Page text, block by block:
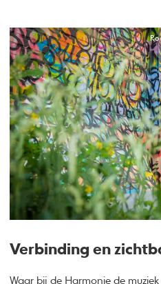
Verbinding en
Waar bij de Harmonie de